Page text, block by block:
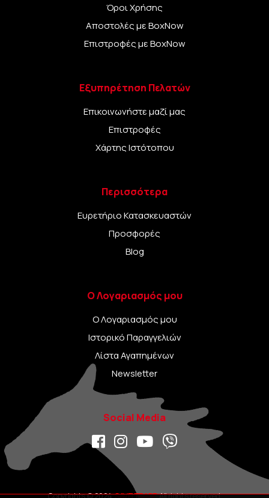
Όροι Χρήσης
Αποστολές με BoxNow
Επιστροφές με BoxNow
Εξυπηρέτηση Πελατών
Επικοινωνήστε μαζί μας
Επιστροφές
Χάρτης Ιστότοπου
Περισσότερα
Ευρετήριο Κατασκευαστών
Προσφορές
Blog
Ο Λογαριασμός μου
Ο Λογαριασμός μου
Ιστορικό Παραγγελιών
Λίστα Αγαπημένων
Newsletter
Social Media
Copyrights © 2024.SAVELTRADE.All rights reserved.